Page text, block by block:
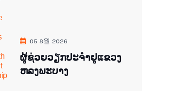
05 8월 2026
ຜູ້ຊ່ວຍ​ວຽກປະ​ຈຳ​ຢູ​​ແຂວງ
ຫລງ​ພະ​ບາງ